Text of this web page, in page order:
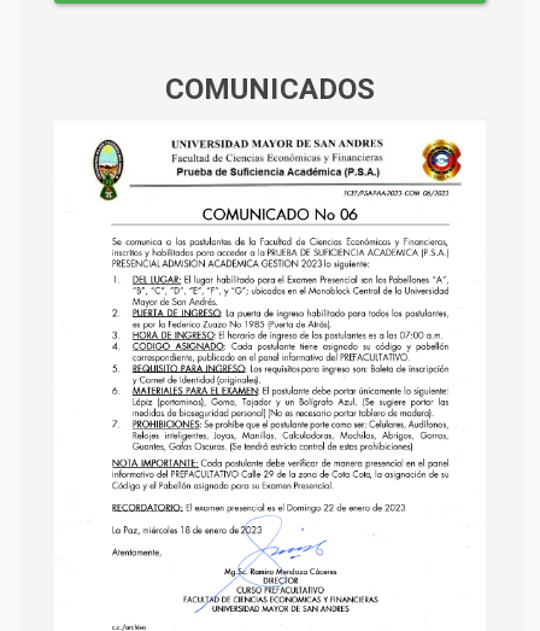
COMUNICADOS